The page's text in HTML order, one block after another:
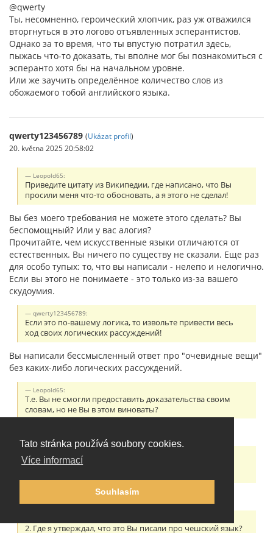
Tato stránka používá soubory cookies.
Více informací
Souhlasím
@qwerty
Ты, несомненно, героический хлопчик, раз уж отважился
вторгнуться в это логово отъявленных эсперантистов.
Однако за то время, что ты впустую потратил здесь,
пыжась что-то доказать, ты вполне мог бы познакомиться с
эсперанто хотя бы на начальном уровне.
Или же заучить определённое количество слов из
обожаемого тобой английского языка.
qwerty123456789 (Ukázat profil)
20. května 2025 20:58:02
Leopold65:
Приведите цитату из Википедии, где написано, что Вы
просили меня что-то обосновать, а я этого не сделал!
Вы без моего требования не можете этого сделать? Вы
беспомощный? Или у вас алогия?
Прочитайте, чем искусственные языки отличаются от
естественных. Вы ничего по существу не сказали. Еще раз
для особо тупых: то, что вы написали - нелепо и нелогично.
Если вы этого не понимаете - это только из-за вашего
скудоумия.
qwerty123456789:
Если это по-вашему логика, то извольте привести весь
ход своих логических рассуждений!
Вы написали бессмысленный ответ про "очевидные вещи"
без каких-либо логических рассуждений.
Leopold65:
Т.е. Вы не смогли предоставить доказательства своим
словам, но не Вы в этом виноваты?
1. Эсперанто это искусственный язык, он был создан
Прочитайте на стр. 30:
2. Где я утверждал, что это Вы писали про чешский язык?